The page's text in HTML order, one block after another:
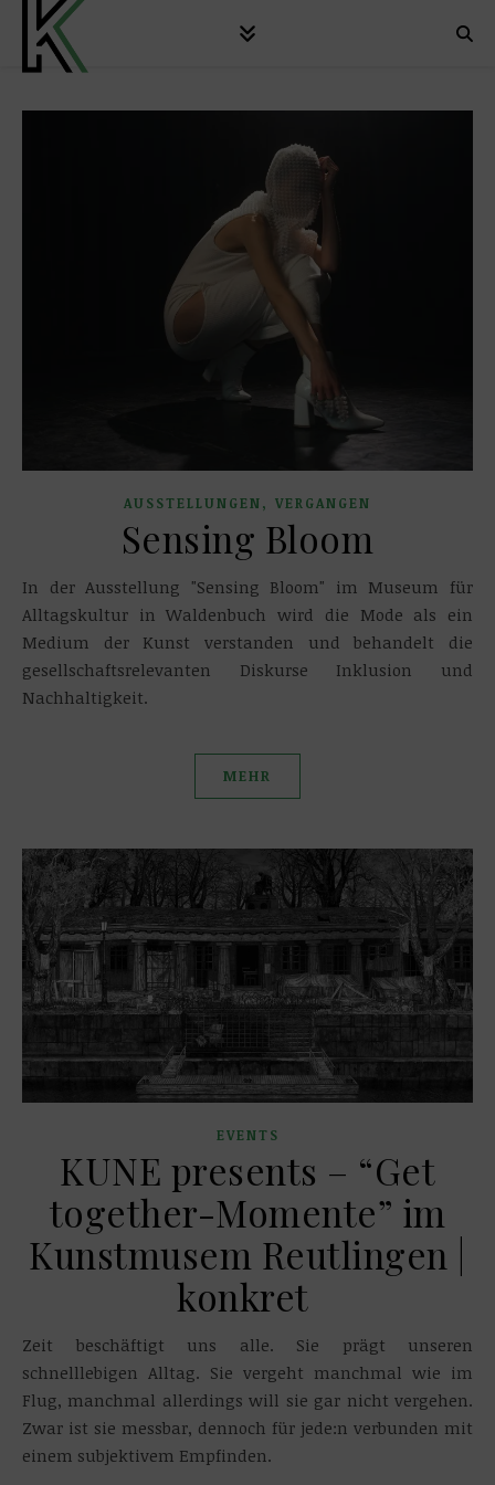
AUSSTELLUNGEN, VERGANGEN
Sensing Bloom
In der Ausstellung "Sensing Bloom" im Museum für
Alltagskultur in Waldenbuch wird die Mode als ein
Medium der Kunst verstanden und behandelt die
gesellschaftsrelevanten Diskurse Inklusion und
Nachhaltigkeit.
MEHR
EVENTS
KUNE presents – “Get
together-Momente” im
Kunstmusem Reutlingen |
konkret
Zeit beschäftigt uns alle. Sie prägt unseren
schnelllebigen Alltag. Sie vergeht manchmal wie im
Flug, manchmal allerdings will sie gar nicht vergehen.
Zwar ist sie messbar, dennoch für jede:n verbunden mit
einem subjektivem Empfinden.